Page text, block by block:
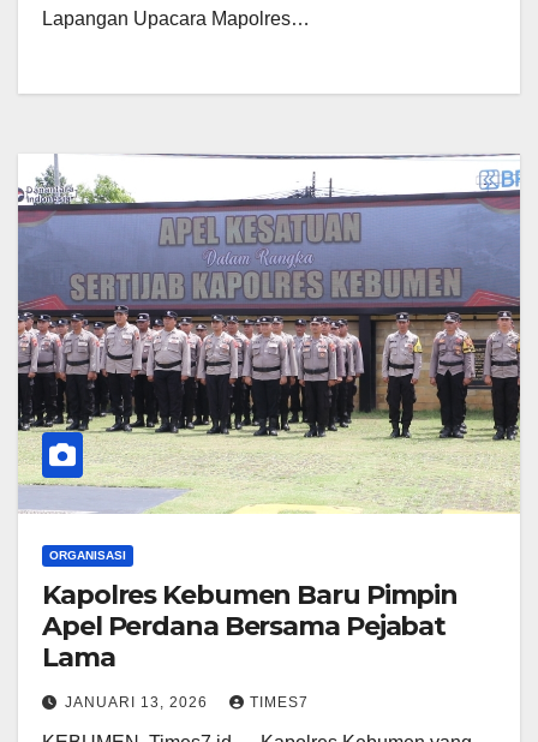
Lapangan Upacara Mapolres…
ORGANISASI
Kapolres Kebumen Baru Pimpin
Apel Perdana Bersama Pejabat
Lama
JANUARI 13, 2026 TIMES7